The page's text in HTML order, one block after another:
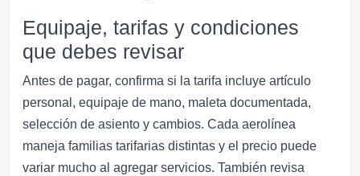
Equipaje, tarifas y condiciones
que debes revisar
Antes de pagar, confirma si la tarifa incluye artículo
personal, equipaje de mano, maleta documentada,
selección de asiento y cambios. Cada aerolínea
maneja familias tarifarias distintas y el precio puede
variar mucho al agregar servicios. También revisa